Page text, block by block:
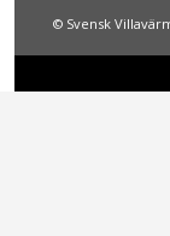
© Svensk